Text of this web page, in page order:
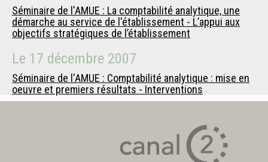
Séminaire de l'AMUE : La comptabilité analytique, une
démarche au service de l'établissement - L’appui aux
objectifs stratégiques de l’établissement
Le 17 décembre 2007
Séminaire de l'AMUE : Comptabilité analytique : mise en
oeuvre et premiers résultats - Interventions